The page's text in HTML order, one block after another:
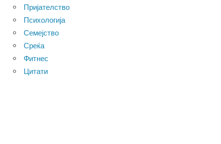
Пријателство
Психологија
Семејство
Среќа
Фитнес
Цитати